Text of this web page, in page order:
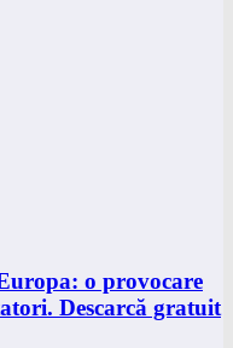
o provocare
Descarcă gratuit